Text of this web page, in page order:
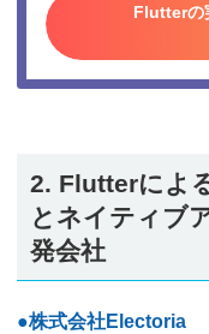
Flutterの
2. Flutterによ
とネイティブ
発会社
●株式会社Electoria